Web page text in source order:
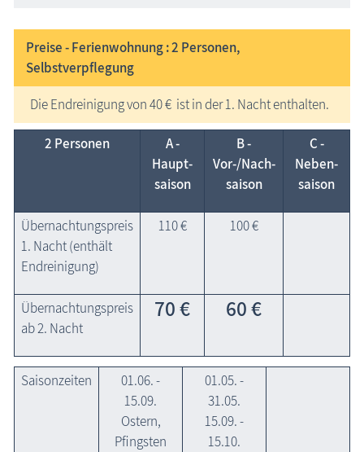
Preise - Ferienwohnung : 2 Personen,
Selbstverpflegung
Die Endreinigung von 40 € ist in der 1. Nacht enthalten.
2 Personen
A -
Haupt­
saison
B -
Vor-/Nach­
saison
C -
Neben­
saison
Übernachtungspreis
1. Nacht (enthält
Endreinigung)
110 € 100 €
Übernachtungspreis
ab 2. Nacht
70 € 60 €
Saisonzeiten
01.06. -
15.09.
Ostern,
Pfingsten
01.05. -
31.05.
15.09. -
15.10.